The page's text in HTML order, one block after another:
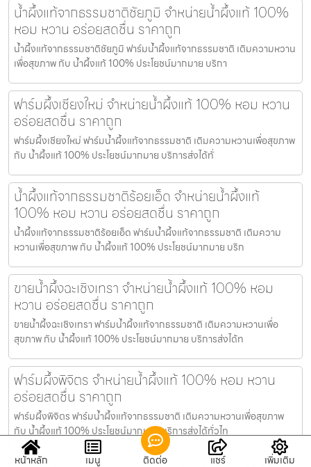
น้ำผึ้งแท้จากธรรมชาติชัยภูมิ จำหน่ายน้ำผึ้งแท้ 100%
หอม หวาน อร่อยสดชื่น ราคาถูก
น้ำผึ้งแท้จากธรรมชาติชัยภูมิ ฟาร์มน้ำผึ้งแท้จากธรรมชาติ เติมความหวาน
เพื่อสุขภาพ กับ น้ำผึ้งแท้ 100% ประโยชน์มากมาย บริกา
ฟาร์มผึ้งเชียงใหม่ จำหน่ายน้ำผึ้งแท้ 100% หอม หวาน
อร่อยสดชื่น ราคาถูก
ฟาร์มผึ้งเชียงใหม่ ฟาร์มน้ำผึ้งแท้จากธรรมชาติ เติมความหวานเพื่อสุขภาพ
กับ น้ำผึ้งแท้ 100% ประโยชน์มากมาย บริการส่งได้ทั่
น้ำผึ้งแท้จากธรรมชาติร้อยเอ็ด จำหน่ายน้ำผึ้งแท้
100% หอม หวาน อร่อยสดชื่น ราคาถูก
น้ำผึ้งแท้จากธรรมชาติร้อยเอ็ด ฟาร์มน้ำผึ้งแท้จากธรรมชาติ เติมความ
หวานเพื่อสุขภาพ กับ น้ำผึ้งแท้ 100% ประโยชน์มากมาย บริก
ขายน้ำผึ้งฉะเชิงเทรา จำหน่ายน้ำผึ้งแท้ 100% หอม
หวาน อร่อยสดชื่น ราคาถูก
ขายน้ำผึ้งฉะเชิงเทรา ฟาร์มน้ำผึ้งแท้จากธรรมชาติ เติมความหวานเพื่อ
สุขภาพ กับ น้ำผึ้งแท้ 100% ประโยชน์มากมาย บริการส่งได้ท
ฟาร์มผึ้งพิจิตร จำหน่ายน้ำผึ้งแท้ 100% หอม หวาน
อร่อยสดชื่น ราคาถูก
ฟาร์มผึ้งพิจิตร ฟาร์มน้ำผึ้งแท้จากธรรมชาติ เติมความหวานเพื่อสุขภาพ
กับ น้ำผึ้งแท้ 100% ประโยชน์มากมาย บริการส่งได้ทั่วไท
หน้าหลัก เมนู ติดต่อ แชร์ เพิ่มเติม